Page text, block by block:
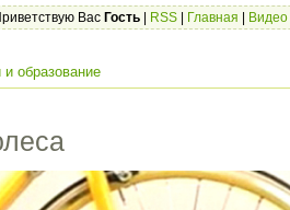
Вас Гость RSS Главная Видео
и образование